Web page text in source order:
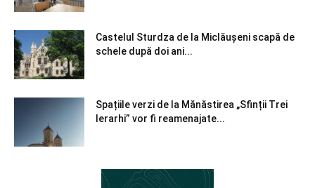
Castelul Sturdza de la Miclăușeni scapă de
schele după doi ani...
Spațiile verzi de la Mănăstirea „Sfinții Trei
Ierarhi” vor fi reamenajate...